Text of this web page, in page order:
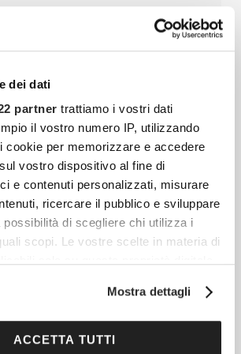
dei dati
partner trattiamo i vostri dati
il vostro numero IP, utilizzando
cookie per memorizzare e accedere
vostro dispositivo al fine di
e contenuti personalizzati, misurare
ricercare il pubblico e sviluppare
di scegliere chi utilizza i
scopi. Le vostre scelte in materia di
il proprio consenso in qualsiasi
della privacy.
Mostra dettagli
ACCETTA TUTTI
è una delle strutture più
conosciuto rispetto a
cuore o cervello.
La Mia Prova Con Just
di giornalista per
imparato che la vera bellezza
routine complicate o in
ma in gesti
E Articolare: Come Gestirlo In